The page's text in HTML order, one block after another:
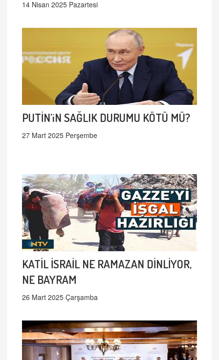
14 Nisan 2025 Pazartesi
PUTİN'iN SAĞLIK DURUMU KÖTÜ MÜ?
27 Mart 2025 Perşembe
KATİL İSRAİL NE RAMAZAN DİNLİYOR,
NE BAYRAM
26 Mart 2025 Çarşamba